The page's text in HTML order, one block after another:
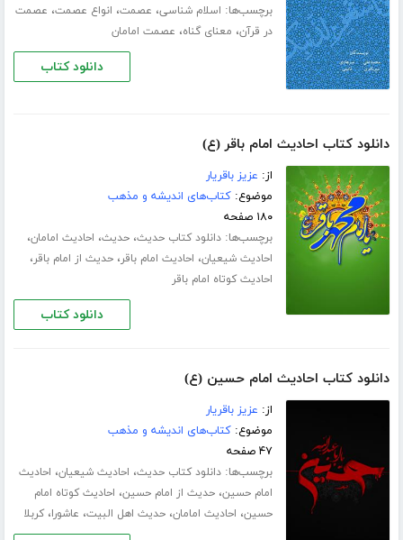
برچسب‌ها: اسلام شناسی، عصمت، انواع عصمت، عصمت
در قرآن، معنای گناه، عصمت امامان
دانلود کتاب
دانلود کتاب احادیث امام باقر (ع)
از: عزیز باقریار
موضوع:کتاب‌های اندیشه و مذهب
۱۸۰ صفحه
برچسب‌ها:دانلود کتاب حدیث،حدیث، احادیث امامان،
احادیث شیعیان، احادیث امام باقر،حدیث از امام باقر،
احادیث کوتاه امام باقر
دانلود کتاب
دانلود کتاب احادیث امام حسین (ع)
از: عزیز باقریار
موضوع:کتاب‌های اندیشه و مذهب
۴۷ صفحه
برچسب‌ها:دانلود کتاب حدیث، احادیث شیعیان، احادیث
امام حسین،حدیث از امام حسین، احادیث کوتاه امام
حسین، احادیث امامان،حدیث اهل البیت، عاشورا،کربلا